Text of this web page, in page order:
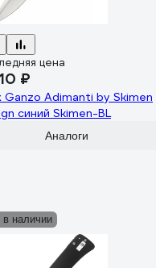
цена
₽
Adimanti by Skimen
синий Skimen-BL
Аналоги
в наличии